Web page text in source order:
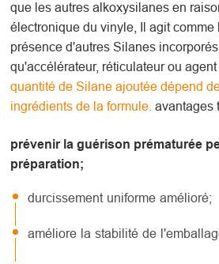
que les autres alkoxysilanes en
électronique du vinyle, Il agit comme
présence d'autres Silanes
qu'accélérateur, réticulateur ou
quantité de Silane ajoutée dépend
ingrédients de la formule.avantages
prévenir la guérison prématurée
préparation;
durcissement uniforme amélioré;
améliore la stabilité de